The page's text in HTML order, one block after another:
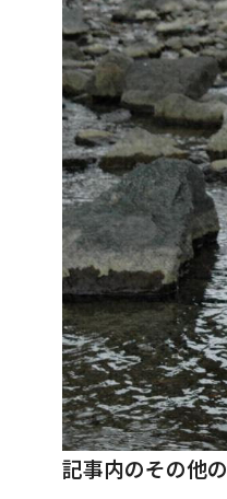
記事内のその他